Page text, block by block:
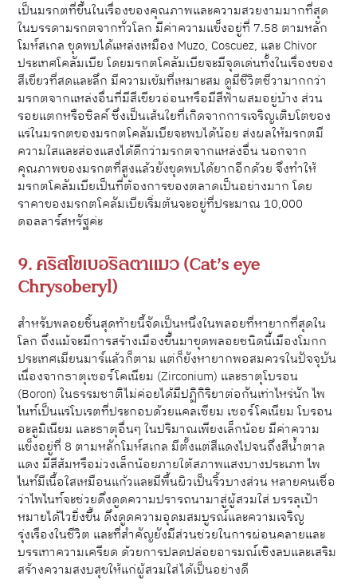
เป็นมรกตที่ขึ้นในเรื่องของคุณภาพและความสวยงามมากที่สุด
ในบรรดามรกตจากทั่วโลก มีค่าความแข็งอยู่ที่ 7.58 ตามหลัก
โมห์สเกล ขุดพบได้แหล่งเหมือง Muzo, Coscuez, และ Chivor
ประเทศโคลัมเบีย โดยมรกตโคลัมเบียจะมีจุดเด่นทั้งในเรื่องของ
สีเขียวที่สดและลึก มีความเข้มที่เหมาะสม ดูมีชีวิตชีวามากกว่า
มรกตจากแหล่งอื่นที่มีสีเขียวอ่อนหรือมีสีฟ้าผสมอยู่บ้าง ส่วน
รอยแตกหรือซิลค์ ซึ่งเป็นเส้นใยที่เกิดจากการเจริญเติบโตของ
แร่ในมรกตของมรกตโคลัมเบียจะพบได้น้อย ส่งผลให้มรกตมี
ความใสและส่องแสงได้ดีกว่ามรกตจากแหล่งอื่น นอกจาก
คุณภาพของมรกตที่สูงแล้วยังขุดพบได้ยากอีกด้วย จึงทำให้
มรกตโคลัมเบียเป็นที่ต้องการของตลาดเป็นอย่างมาก โดย
ราคาของมรกตโคลัมเบียเริ่มต้นจะอยู่ที่ประมาณ 10,000
ดอลลาร์สหรัฐค่ะ
9. คริสโซเบอริลตาแมว (Cat’s eye
Chrysoberyl)
สำหรับพลอยชิ้นสุดท้ายนี้จัดเป็นหนึ่งในพลอยที่หายากที่สุดใน
โลก ถึงแม้จะมีการสร้างเมืองขึ้นมาขุดพลอยชนิดนี้เมืองโมกก
ประเทศเมียนมาร์แล้วก็ตาม แต่ก็ยังหายากพอสมควรในปัจจุบัน
เนื่องจากธาตุเซอร์โคเนียม (Zirconium) และธาตุโบรอน
(Boron) ในธรรมชาติไม่ค่อยได้มีปฏิกิริยาต่อกันเท่าไหร่นัก ไพ
ไนท์เป็นแร่โบเรตที่ประกอบด้วยแคลเซียม เซอร์โคเนียม โบรอน
อะลูมิเนียม และธาตุอื่นๆ ในปริมาณเพียงเล็กน้อย มีค่าความ
แข็งอยู่ที่ 8 ตามหลักโมห์สเกล มีตั้งแต่สีแดงไปจนถึงสีน้ำตาล
แดง มีสีส้มหรือม่วงเล็กน้อยภายใต้สภาพแสงบางประเภท ไพ
ไนท์มีเนื้อใสเหมือนแก้วและมีพื้นผิวเป็นริ้วบางส่วน หลายคนเชื่อ
ว่าไพไนท์จะช่วยดึงดูดความปรารถนามาสู่ผู้สวมใส่ บรรลุเป้า
หมายได้ไวยิ่งขึ้น ดึงดูดความอุดมสมบูรณ์และความเจริญ
รุ่งเรืองในชีวิต และที่สำคัญยังมีส่วนช่วยในการผ่อนคลายและ
บรรเทาความเครียด ด้วยการปลดปล่อยอารมณ์เชิงลบและเสริม
สร้างความสงบสุขให้แก่ผู้สวมใส่ได้เป็นอย่างดี